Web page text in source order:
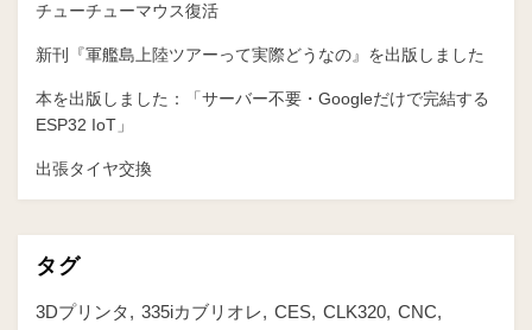
チューチューマウス復活
新刊『軍艦島上陸ツアーって実際どうなの』を出版しました
本を出版しました：「サーバー不要・Googleだけで完結する
ESP32 IoT」
出張タイヤ交換
タグ
3Dプリンタ 335iカブリオレ CES CLK320 CNC